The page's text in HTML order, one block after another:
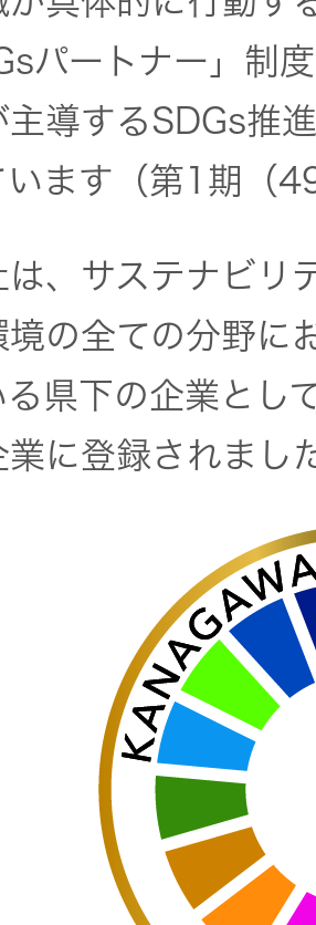
ィ
ポ
ヤ
レ
ス
バ
音
ン
ニ
プ
プ
パートナー」制
主導するSDGs推
います（第1期（
、サステナビリ
境の全ての分野に
る県下の企業とし
業に登録されまし